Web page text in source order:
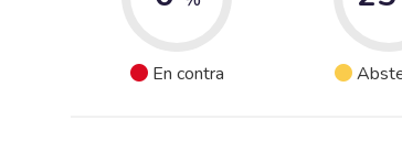
En contra